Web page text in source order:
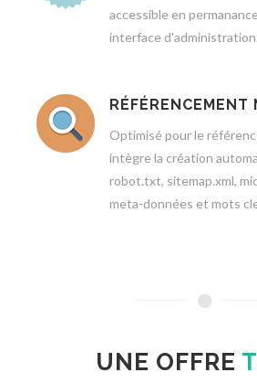
accessible en
interface d'administration.
RÉFÉRENCEMENT
Optimisé pour le
intègre la création
robot.txt, sitemap.xml,
meta-données et mots
UNE OFFRE